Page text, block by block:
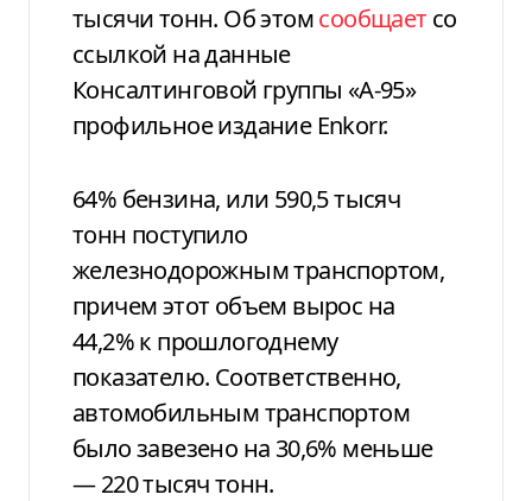
тысячи тонн. Об этомсообщает со
ссылкой на данные
Консалтинговой группы «А-95»
профильное издание Enkorr.
64% бензина, или 590,5 тысяч
тонн поступило
железнодорожным транспортом,
причем этот объем вырос на
44,2% к прошлогоднему
показателю. Соответственно,
автомобильным транспортом
было завезено на 30,6% меньше
— 220 тысяч тонн.